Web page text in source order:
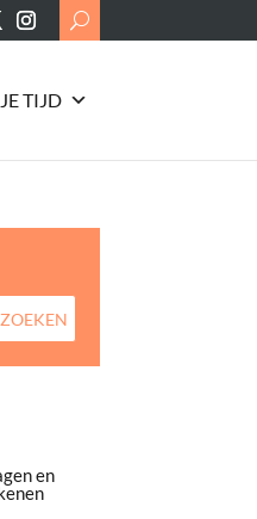
Search
for:
TIJD
en